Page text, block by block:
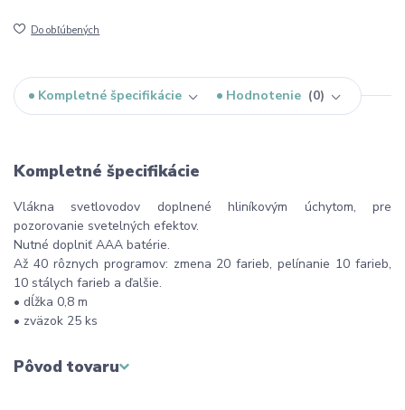
Do obľúbených
Kompletné špecifikácie Hodnotenie 0
Kompletné špecifikácie
Vlákna svetlovodov doplnené hliníkovým úchytom, pre
pozorovanie svetelných efektov.
Nutné doplniť AAA batérie.
Až 40 rôznych programov: zmena 20 farieb, pelínanie 10 farieb,
10 stálych farieb a ďalšie.
• dĺžka 0,8 m
• zväzok 25 ks
Pôvod tovaru